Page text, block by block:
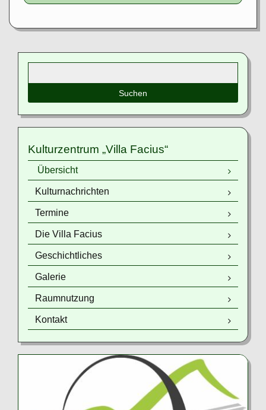
Kulturzentrum „Villa Facius“
Navigation
überspringen
Übersicht
Kulturnachrichten
Termine
Die Villa Facius
Geschichtliches
Galerie
Raumnutzung
Kontakt